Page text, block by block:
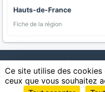
Hauts-de-France
Fiche de la région
AgriMap — Données agricoles
Appellations | Regions |
Littoral | Espaces naturels |
Ce site utilise des
ceux que vous souhaitez